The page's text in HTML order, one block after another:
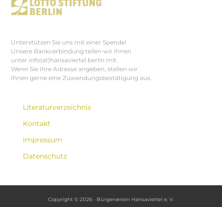
Unterstützen Sie uns mit einer Spende!
Unsere Bankverbindung teilen wir Ihnen
unter info(at)hansaviertel.berlin mit.
Wenn Sie Ihre Adresse angeben, stellen wir
Ihnen gerne eine Zuwendungsbestätigung aus.
Literaturverzeichnis
Kontakt
Impressum
Datenschutz
Copyright © 2026 · Bürgerverein Hansaviertel e. V.